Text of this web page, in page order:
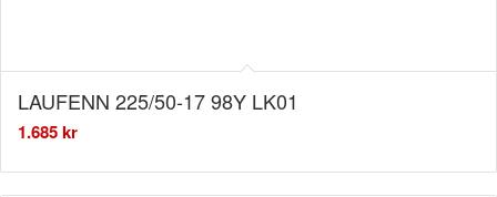
LAUFENN 225/50-17 98Y LK01
1.685kr